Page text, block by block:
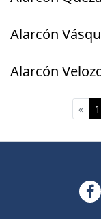
Alarcón
Alarcón
« 1